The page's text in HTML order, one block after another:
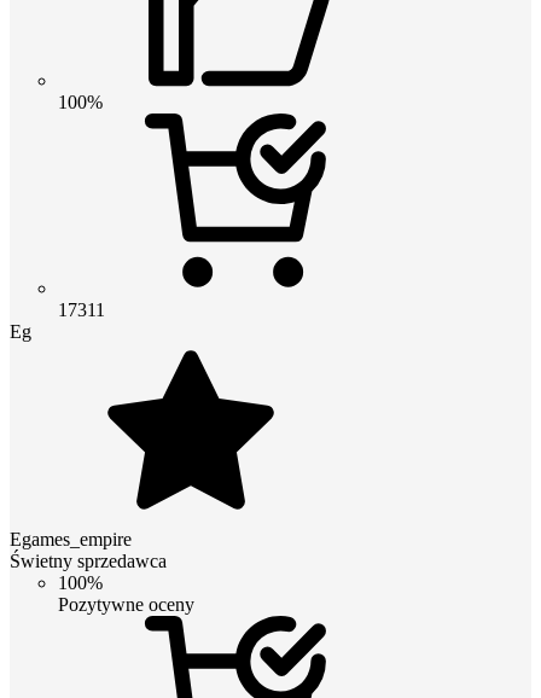
100%
17311
Eg
Egames_empire
Świetny sprzedawca
100%
Pozytywne oceny